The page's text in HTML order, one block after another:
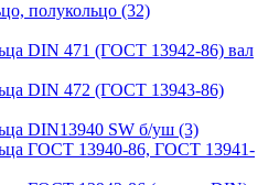
полукольцо (32)
DIN 471 (ГОСТ 13942-86) вал
DIN 472 (ГОСТ 13943-86)
DIN13940 SW б/уш (3)
ГОСТ 13940-86, ГОСТ 13941-